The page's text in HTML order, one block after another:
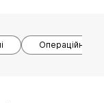
Операційні